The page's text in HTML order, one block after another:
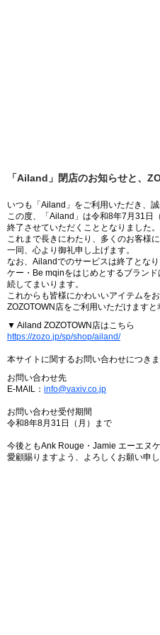
「Ailand」閉店のお知らせと、
いつも「Ailand」をご利用いただき、誠
この度、「Ailand」は令和8年7月31日
終了させていただくこととなりました。
これまで長きにわたり、多くのお客様
一同、心より御礼申し上げます。
なお、Ailandでのサービスは終了とな
ケー・Be mqinをはじめとするブラン
続してまいります。
これからも皆様にかわいいアイテムを
ZOZOTOWN店をご利用いただけますと
▼ Ailand ZOZOTOWN店はこちら
https://zozo.jp/sp/shop/ailand/
本サイトに関するお問い合わせにつき
お問い合わせ先
E-MAIL： info@vaxiv.co.jp
お問い合わせ受付期間
令和8年8月31日（月）まで
今後ともAnk Rouge・Jamie エーエヌ
愛顧賜りますよう、よろしくお願い申し